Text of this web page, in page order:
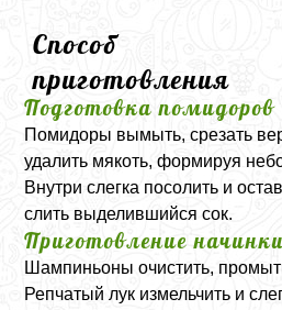
Способ
приготовления
Подготовка помидоров
Помидоры вымыть, срезать
удалить мякоть, формируя
Внутри слегка посолить и
слить выделившийся сок.
Приготовление
Шампиньоны очистить,
Репчатый лук измельчить и